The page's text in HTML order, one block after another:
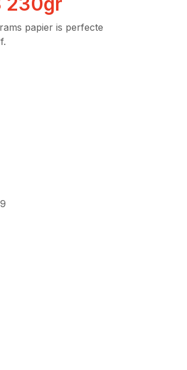
papier is perfecte